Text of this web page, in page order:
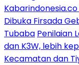
Dibuka Firsada
Tubaba Penilaian
dan K3W, lebih
Kecamatan dan